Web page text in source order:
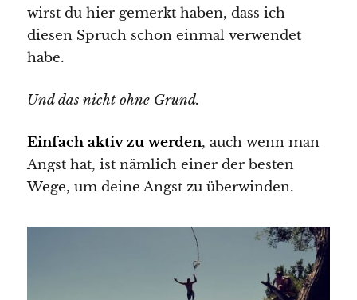
wirst du hier gemerkt haben, dass ich
diesen Spruch schon einmal verwendet
habe.
Und das nicht ohne Grund.
Einfach aktiv zu werden, auch wenn man
Angst hat, ist nämlich einer der besten
Wege, um deine Angst zu überwinden.